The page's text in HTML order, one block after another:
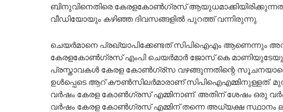
ബിനുവിനെതിരെ കേരളകോണ്‍ഗ്രസ്
വീഡിയോയും കഴിഞ്ഞ ദിവസങ്ങളില്‍ പുറത്ത് വന്നിരുന്നു.
ചെയര്‍മാനെ പ്രഖ്യാപിക്കേണ്ടത് സിപിഐഎം ആണെന്നും
കേരളകോണ്‍ഗ്രസ് എംപി ചെയര്‍മാര്‍ ജോസ് കെ മാണിയുടേയും
പ്രസ്താവകള്‍ കേരള കോണ്‍ഗ്ര്‌സ വഴങ്ങുന്നതിന്റെ
ഉള്‍പ്പെടെ ആറ് കൗണ്‍സിലര്‍മാരാണ് സിപിഐഎമ്മിനുള്ളത്.
വര്‍ഷം കേരള കോണ്‍ഗ്രസ് എമ്മിനാണ്. അതിന് ശേഷം ഒരു
വര്‍ഷം കേരള കോണ്‍ഗ്രസ് എമ്മിന് തന്നെ അധ്യക്ഷ സ്ഥാനം